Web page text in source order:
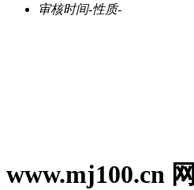
审核时间-性质-
www.mj100.cn